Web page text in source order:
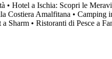
• Hotel a Ischia: Scopri le
Costiera Amalfitana • Camping
Sharm • Ristoranti di Pesce a